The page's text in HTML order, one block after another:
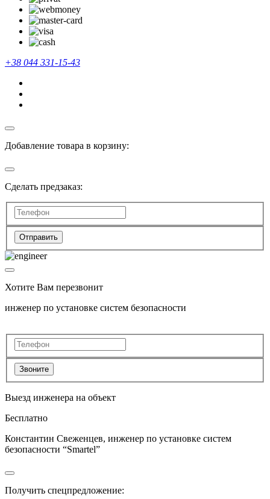
+38 044 331-15-43
Добавление товара в корзину:
Сделать предзаказ:
Отправить
Хотите Вам перезвонит
инженер по установке систем безопасности
Звоните
Выезд инженера на объект
Бесплатно
Константин Свеженцев, инженер по установке систем
безопасности “Smartel”
Получить спецпредложение: